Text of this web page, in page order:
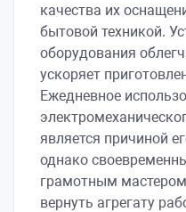
качества их
бытовой техникой.
оборудования
ускоряет
Ежедневное
является причиной
однако
грамотным
вернуть агрегату